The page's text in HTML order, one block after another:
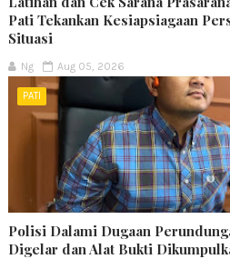
Pati Tekankan Kesiapsiagaan
Situasi
Ng Aug 05, 2026
PATI
Polisi Dalami Dugaan
Digelar dan Alat Bukti